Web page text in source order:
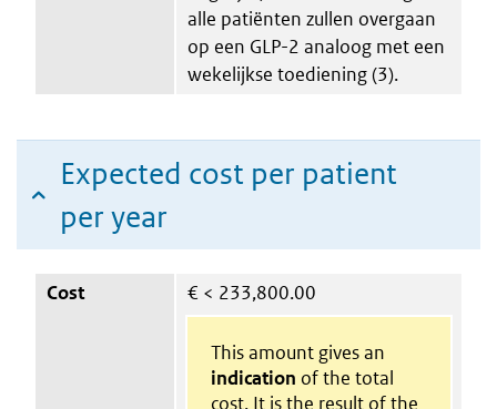
alle patiënten zullen overgaan
op een GLP-2 analoog met een
wekelijkse toediening (3).
Expected cost per patient
per year
Cost € < 233,800.00
This amount gives an
indication of the total
cost. It is the result of the